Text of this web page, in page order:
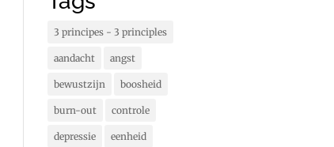
3 principes - 3 principles
aandacht angst
bewustzijn boosheid
burn-out controle
depressie eenheid